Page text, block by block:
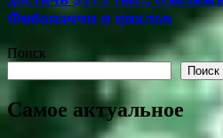
Фибоначчи и циклов
Поиск
Поиск
Самое актуальное